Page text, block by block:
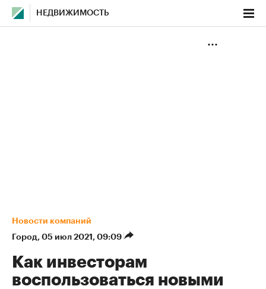
НЕДВИЖИМОСТЬ
Новости компаний
Город⁠, 05 июл 2021, 09:09
Как инвесторам
воспользоваться новыми